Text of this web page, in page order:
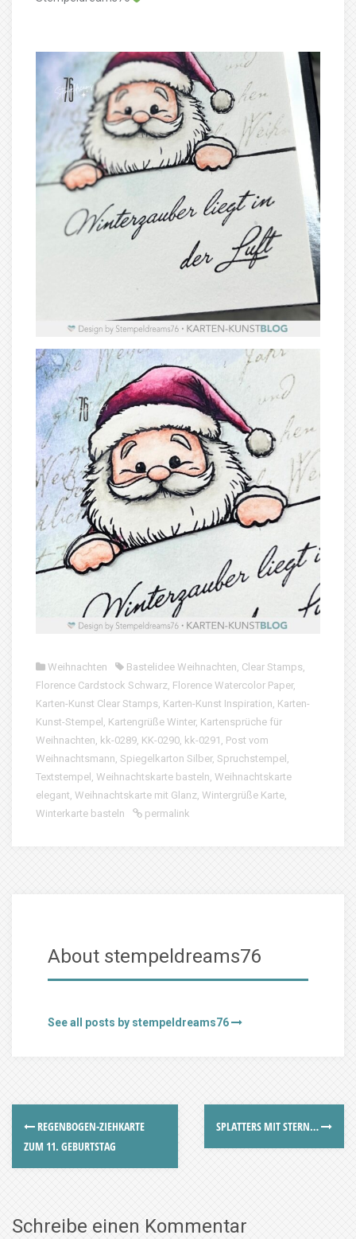
Weihnachten Bastelidee Weihnachten, Clear Stamps,
Florence Cardstock Schwarz, Florence Watercolor Paper,
Karten-Kunst Clear Stamps, Karten-Kunst Inspiration, Karten-
Kunst-Stempel , Kartengrüße Winter, Kartensprüche für
Weihnachten, kk-0289, KK-0290, kk-0291 , Post vom
Weihnachtsmann, Spiegelkarton Silber, Spruchstempel ,
Textstempel , Weihnachtskarte basteln, Weihnachtskarte
elegant, Weihnachtskarte mit Glanz, Wintergrüße Karte,
Winterkarte basteln
permalink
About stempeldreams76
See all posts by stempeldreams76
REGENBOGEN-ZIEHKARTE
ZUM 11. GEBURTSTAG
SPLATTERS MIT STERN…
Schreibe einen Kommentar